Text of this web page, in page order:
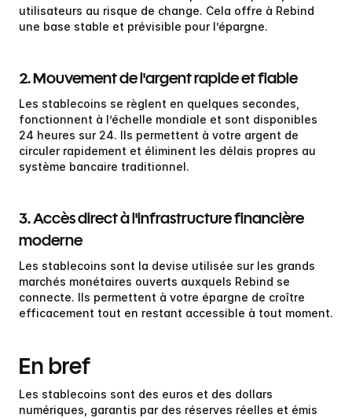
utilisateurs au risque de change. Cela offre à Rebind
une base stable et prévisible pour l’épargne.
2. Mouvement de l'argent rapide et fiable
Les stablecoins se règlent en quelques secondes,
fonctionnent à l’échelle mondiale et sont disponibles
24 heures sur 24. Ils permettent à votre argent de
circuler rapidement et éliminent les délais propres au
système bancaire traditionnel.
3. Accès direct à l'infrastructure financière
moderne
Les stablecoins sont la devise utilisée sur les grands
marchés monétaires ouverts auxquels Rebind se
connecte. Ils permettent à votre épargne de croître
efficacement tout en restant accessible à tout moment.
En bref
Les stablecoins sont des euros et des dollars
numériques, garantis par des réserves réelles et émis